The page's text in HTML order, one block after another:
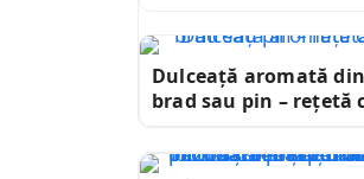
Dulceață aromată
brad sau pin – rețetă